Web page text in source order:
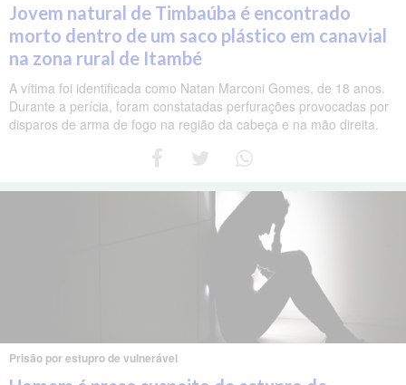
Jovem natural de Timbaúba é encontrado
morto dentro de um saco plástico em canavial
na zona rural de Itambé
A vítima foi identificada como Natan Marconi Gomes, de 18 anos.
Durante a perícia, foram constatadas perfurações provocadas por
disparos de arma de fogo na região da cabeça e na mão direita.
Prisão por estupro de vulnerável